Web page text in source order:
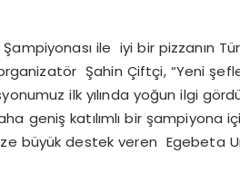
ile iyi bir pizzanın
Şahin Çiftçi, “Yeni
ilk yılında yoğun ilgi
geniş katılımlı bir şampiyona
büyük destek veren Egebeta